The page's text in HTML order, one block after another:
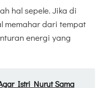
hal sepele. Jika di
memahar dari tempat
energi yang
Istri Nurut Sama